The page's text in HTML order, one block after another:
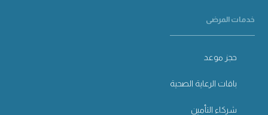
خدمات المرضى
حجز موعد
باقات الرعاية الصحية
شركاء التأمين